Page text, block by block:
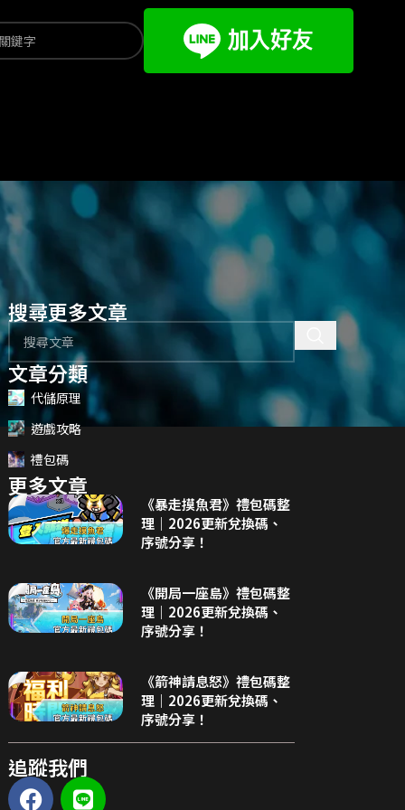
搜尋更多文章
文章分類
代儲原理
遊戲攻略
禮包碼
更多文章
《暴走摸魚君》禮包碼整
理｜2026更新兌換碼、
序號分享！
《開局一座島》禮包碼整
理｜2026更新兌換碼、
序號分享！
《箭神請息怒》禮包碼整
理｜2026更新兌換碼、
序號分享！
追蹤我們